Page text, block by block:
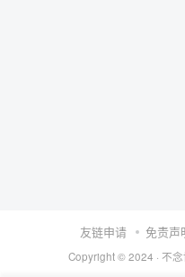
友链申请 免责声
Copyright © 2024 · 不